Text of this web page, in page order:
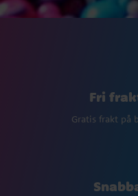
Fri
Gratis frakt på